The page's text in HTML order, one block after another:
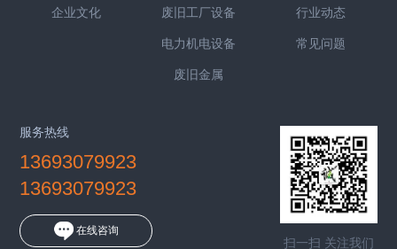
企业文化 废旧工厂设备
电力机电设备
废旧金属
行业动态
常见问题
扫一扫 关注我们
服务热线
13693079923
13693079923
在线咨询